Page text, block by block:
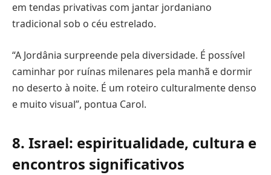
em tendas privativas com jantar jordaniano
tradicional sob o céu estrelado.
“A Jordânia surpreende pela diversidade. É possível
caminhar por ruínas milenares pela manhã e dormir
no deserto à noite. É um roteiro culturalmente denso
e muito visual”, pontua Carol.
8. Israel: espiritualidade, cultura e
encontros significativos